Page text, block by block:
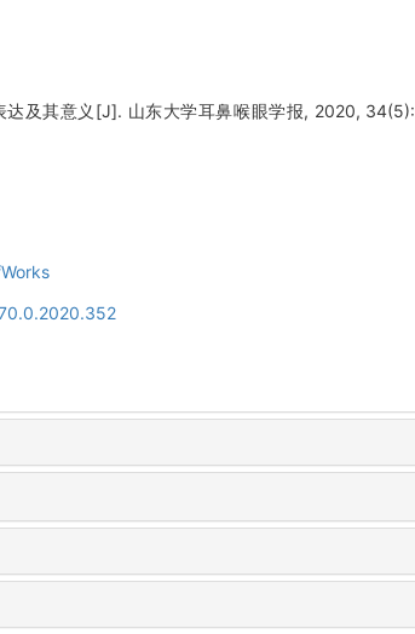
及其意义[J]. 山东大学耳鼻喉眼学报, 2020, 34(5):